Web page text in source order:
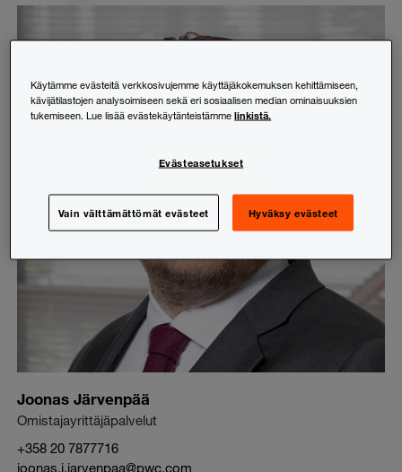
Joonas Järvenpää
Omistajayrittäjäpalvelut
+358 20 7877716
joonas.j.jarvenpaa@pwc.com
Käytämme evästeitä verkkosivujemme käyttäjäkokemuksen kehittämiseen,
kävijätilastojen analysoimiseen sekä eri sosiaalisen median ominaisuuksien
tukemiseen. Lue lisää evästekäytänteistämmelinkistä.
Evästeasetukset
Vain välttämättömät evästeet Hyväksy evästeet